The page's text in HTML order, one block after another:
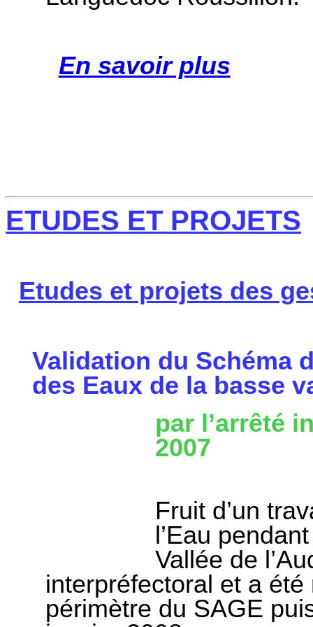
En savoir plus
ETUDES ET PROJETS
Etudes et projets des
Validation du Schéma
des Eaux de la basse
par l’arrêté
2007
Fruit d’un
l’Eau
Vallée de
interpréfectoral et a
périmètre du SAGE